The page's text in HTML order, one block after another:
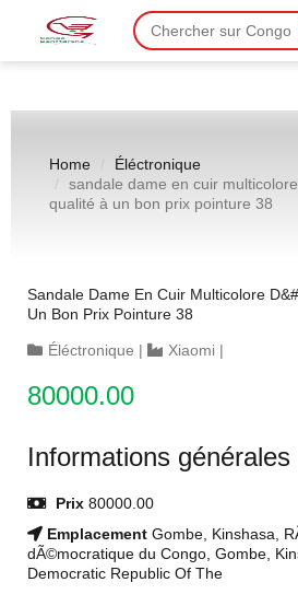
Home
Éléctronique
sandale dame en cuir
qualité à un bon prix pointure 38
Sandale Dame En Cuir Multicolore
Un Bon Prix Pointure 38
Éléctronique | Xiaomi |
80000.00
Informations générales
Prix 80000.00
Emplacement Gombe, Kinshasa,
dÃ©mocratique du Congo, Gombe,
Democratic Republic Of The